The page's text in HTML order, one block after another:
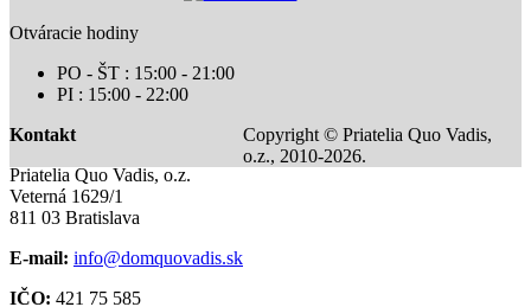
Otváracie hodiny
PO - ŠT : 15:00 - 21:00
PI : 15:00 - 22:00
Kontakt
Priatelia Quo Vadis, o.z.
Veterná 1629/1
811 03 Bratislava
E-mail: info@domquovadis.sk
IČO: 421 75 585
Copyright © Priatelia Quo Vadis,
o.z., 2010-2026.